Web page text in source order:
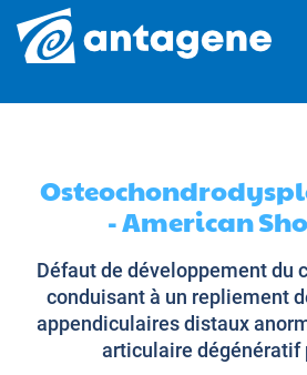
- American
Défaut de développement du
conduisant à un repliement
appendiculaires distaux
articulaire dégénératif